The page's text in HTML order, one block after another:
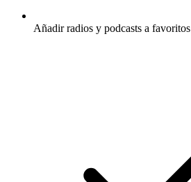
Añadir radios y podcasts a favoritos